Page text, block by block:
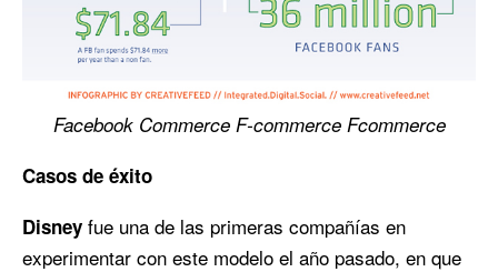
Facebook Commerce F-commerce Fcommerce
Casos de éxito
Disney fue una de las primeras compañías en
experimentar con este modelo el año pasado, en que